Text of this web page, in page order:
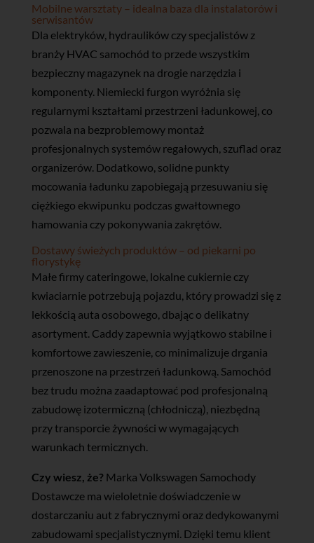
Mobilne warsztaty – idealna baza dla instalatorów i
serwisantów
Dla elektryków, hydraulików czy specjalistów z
branży HVAC samochód to przede wszystkim
bezpieczny magazynek na drogie narzędzia i
komponenty. Niemiecki furgon wyróżnia się
regularnymi kształtami przestrzeni ładunkowej, co
pozwala na bezproblemowy montaż
profesjonalnych systemów regałowych, szuflad oraz
organizerów. Dodatkowo, solidne punkty
mocowania ładunku zapobiegają przesuwaniu się
ciężkiego ekwipunku podczas gwałtownego
hamowania czy pokonywania zakrętów.
Dostawy świeżych produktów – od piekarni po
florystykę
Małe firmy cateringowe, lokalne cukiernie czy
kwiaciarnie potrzebują pojazdu, który prowadzi się z
lekkością auta osobowego, dbając o delikatny
asortyment. Caddy zapewnia wyjątkowo stabilne i
komfortowe zawieszenie, co minimalizuje drgania
przenoszone na przestrzeń ładunkową. Samochód
bez trudu można zaadaptować pod profesjonalną
zabudowę izotermiczną (chłodniczą), niezbędną
przy transporcie żywności w wymagających
warunkach termicznych.
Czy wiesz, że? Marka Volkswagen Samochody
Dostawcze ma wieloletnie doświadczenie w
dostarczaniu aut z fabrycznymi oraz dedykowanymi
zabudowami specjalistycznymi. Dzięki temu klient